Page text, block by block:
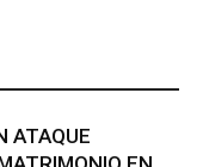
ATAQUE